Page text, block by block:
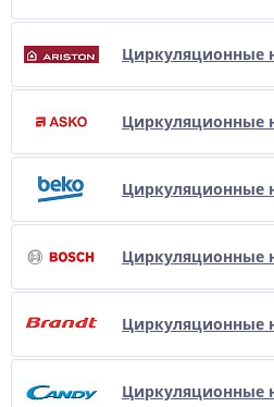
Циркуляционные
Циркуляционные
Циркуляционные
Циркуляционные
Циркуляционные
Циркуляционные